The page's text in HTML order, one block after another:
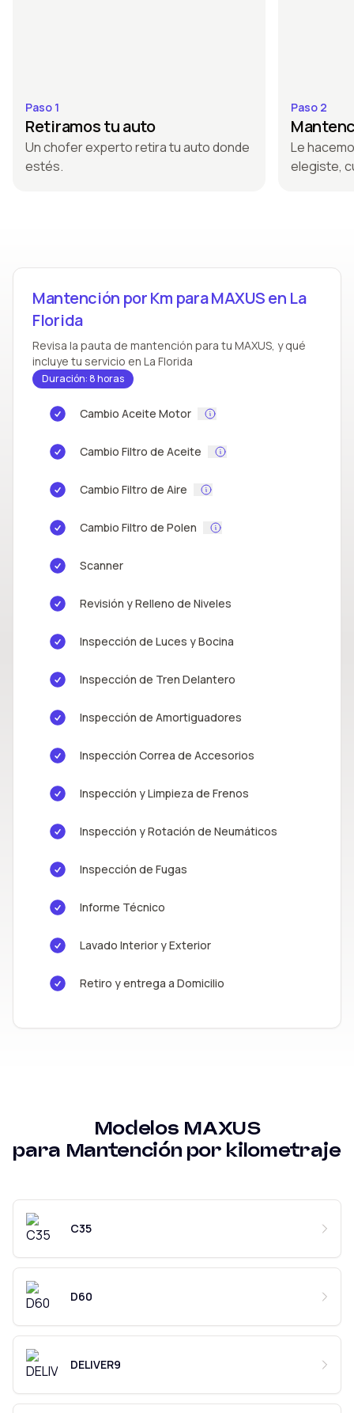
Paso 1
Retiramos tu auto
Un chofer experto retira tu auto donde
estés.
Paso 2
Le
elegiste,
Mantención por Km para MAXUS en La
Florida
Revisa la pauta de mantención para tu MAXUS, y qué
incluye tu servicio en La Florida
Duración: 8 horas
Cambio Aceite Motor
Cambio Filtro de Aceite
Cambio Filtro de Aire
Cambio Filtro de Polen
Scanner
Revisión y Relleno de Niveles
Inspección de Luces y Bocina
Inspección de Tren Delantero
Inspección de Amortiguadores
Inspección Correa de Accesorios
Inspección y Limpieza de Frenos
Inspección y Rotación de Neumáticos
Inspección de Fugas
Informe Técnico
Lavado Interior y Exterior
Retiro y entrega a Domicilio
Modelos MAXUS
para Mantención por kilometraje
C35
D60
DELIVER9